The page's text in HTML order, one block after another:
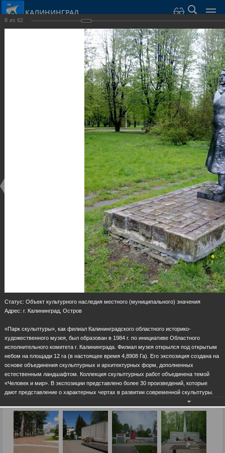
КАЛИНИНГРАД
Город › Фотогалерея
›
Скульптуры и мемориалы
Скульптуры и мемориалы
Скульптуры и мемориалы
8 из 62
Статус: Объект культурного наследия местного (муниципального) значения
Адрес: г. Калининград, Остров
«Парк скульптуры», как филиал Калининградского областного историко-
художественного музея, был образован в 1984 г. по инициативе Областного
исполнительного комитета г. Калининграда. Филиал музея открылся под открытым
небом на площади 12 га (в настоящее время 4,8908 Га). Его экспозиция создана на
основе объединения скульптурных и архитектурных форм, дополненных
естественным ландшафтом. Коллекция скульптурных работ объединена темой
«Человек и мир». В экспозиции представлено более 30 произведений, которые
дают представление о характерных чертах в развитии современной скульптуры.